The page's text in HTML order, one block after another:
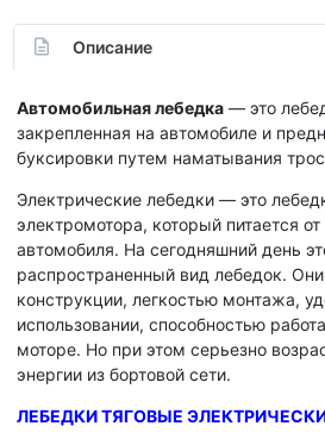
Описание
Автомобильная лебедка — это
закрепленная на автомобиле и
буксировки путем наматывания
Электрические лебедки — это
электромотора, который питается от
автомобиля. На сегодняшний день
распространенный вид лебедок. Они
конструкции, легкостью монтажа,
использовании, способностью
моторе. Но при этом серьезно
энергии из бортовой сети.
ЛЕБЕДКИ ТЯГОВЫЕ ЭЛЕКТРИЧЕСКИЕ